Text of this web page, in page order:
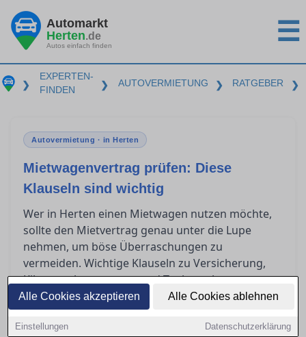
Alle Cookies akzeptieren Alle Cookies ablehnen
Einstellungen Datenschutzerklärung
Automarkt
Herten.de
Autos einfach finden ☰
❯
EXPERTEN-
FINDEN
❯ AUTOVERMIETUNG ❯ RATGEBER ❯
Autovermietung · in Herten
Mietwagenvertrag prüfen: Diese
Klauseln sind wichtig
Wer in Herten einen Mietwagen nutzen möchte,
sollte den Mietvertrag genau unter die Lupe
nehmen, um böse Überraschungen zu
vermeiden. Wichtige Klauseln zu Versicherung,
Kilometerbegrenzung und Tankregelungen
können erheblichen Einfluss auf die endgültigen
Kosten haben. Zudem ist es unerlässlich, bei
Fahrzeugübergabe und -rückgabe den Zustand